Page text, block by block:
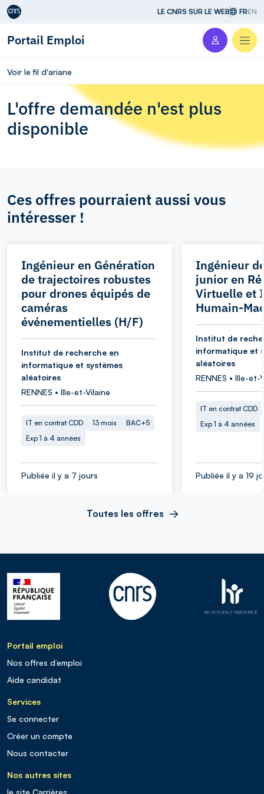
Aller au contenu LE CNRS SUR LE WEB FREN
Portail Emploi
Voir le fil d'ariane
L'offre demandée n'est plus
disponible
Ces offres pourraient aussi vous
intéresser !
Ingénieur en Génération
de trajectoires robustes
pour drones équipés de
caméras
événementielles (H/F)
Institut de recherche en
informatique et systèmes
aléatoires
RENNES • Ille-et-Vilaine
IT en contrat CDD 13 mois
BAC+5
Exp 1 à 4 années
Publiée il y a 7 jours
Ingénieur
junior en
Virtuelle et
Humain-
Institut de
informatique et
aléatoires
RENNES • Ille-et-
IT en contrat CDD
Exp 1 à 4 années
Publiée il y a 19
Toutes les offres
Portail emploi
Nos offres d’emploi
Aide candidat
Services
Se connecter
Créer un compte
Nous contacter
Nos autres sites
le site Carrières